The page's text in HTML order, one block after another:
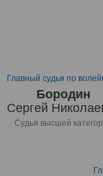
Главный судья по
Бородин
Сергей
Судья высшей